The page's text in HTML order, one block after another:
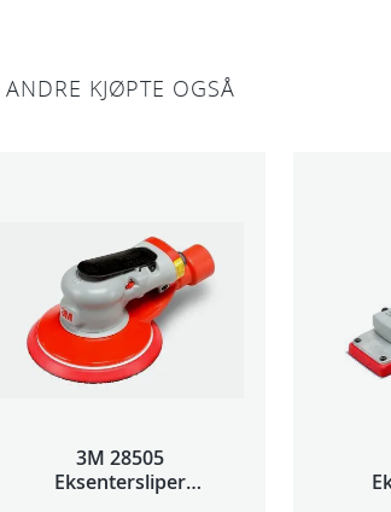
ANDRE KJØPTE OGSÅ
3M 28505
Eksentersliper